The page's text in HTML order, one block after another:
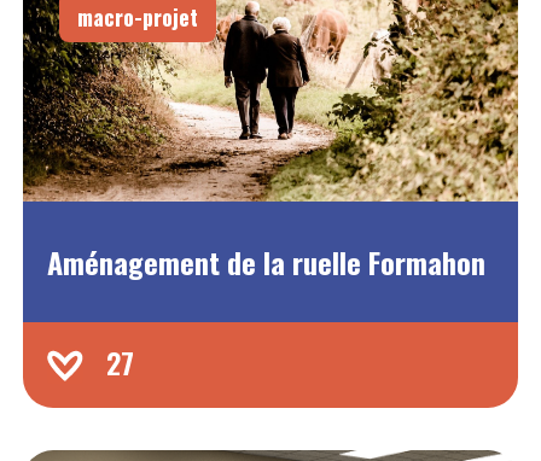
macro-projet
Aménagement de la ruelle Formahon
27